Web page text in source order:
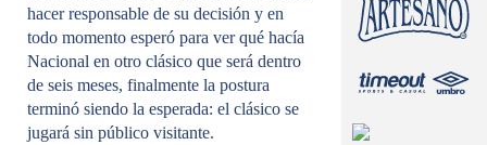
hacer responsable de su decisión y en
todo momento esperó para ver qué hacía
Nacional en otro clásico que será dentro
de seis meses, finalmente la postura
terminó siendo la esperada: el clásico se
jugará sin público visitante.